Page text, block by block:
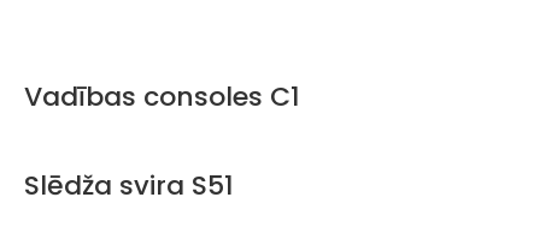
Vadības consoles C1
Slēdža svira S51